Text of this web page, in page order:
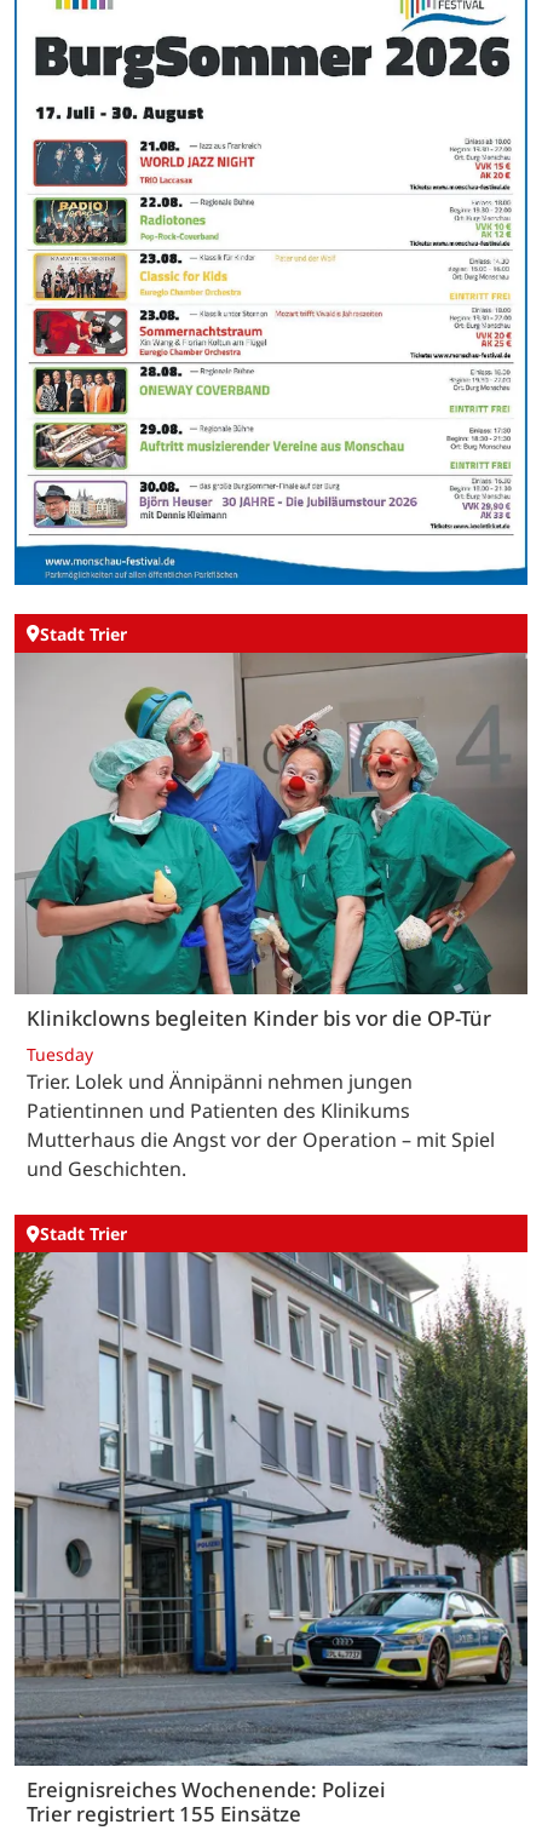
Stadt Trier
Klinikclowns begleiten Kinder bis vor die OP-Tür
Tuesday
Trier. Lolek und Ännipänni nehmen jungen
Patientinnen und Patienten des Klinikums
Mutterhaus die Angst vor der Operation – mit Spiel
und Geschichten.
Stadt Trier
Ereignisreiches Wochenende: Polizei
Trier registriert 155 Einsätze